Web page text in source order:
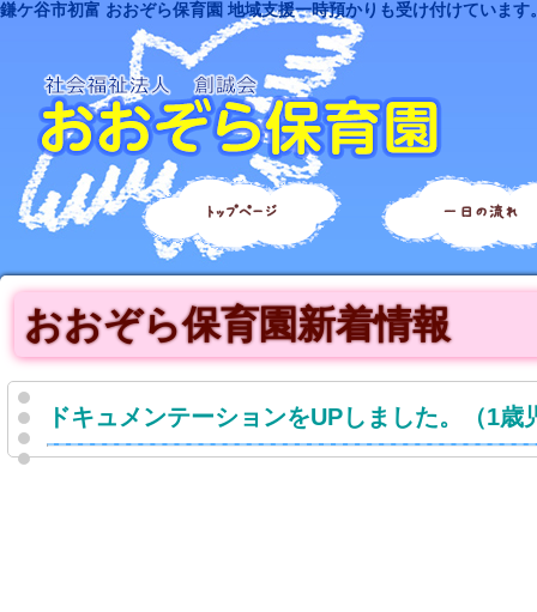
鎌ケ谷市初富 おおぞら保育園 地域支援一時預かりも受け付けています
トップページ 一日の流れ
おおぞら保育園新着情報
ドキュメンテーションをUPしました。（1歳